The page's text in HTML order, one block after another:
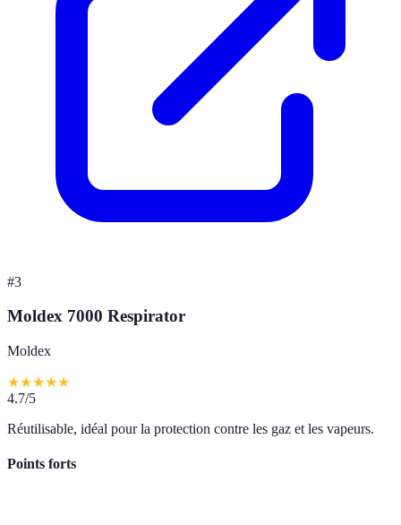
#3
Moldex 7000 Respirator
Moldex
★★★★★
4.7/5
Réutilisable, idéal pour la protection contre les gaz et les vapeurs.
Points forts